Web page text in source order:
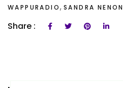
WAPPURADIO,SANDRA
Share :